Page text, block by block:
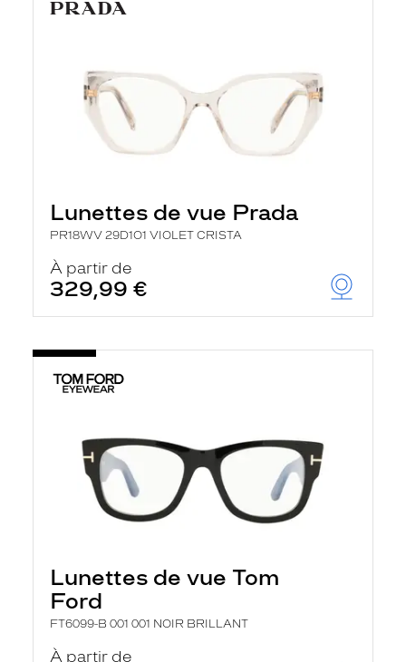
Lunettes de vue Prada
PR18WV 29D1O1 VIOLET CRISTA
À partir de
329,99 €
Lunettes de vue Tom
Ford
FT6099-B 001 001 NOIR BRILLANT
À partir de